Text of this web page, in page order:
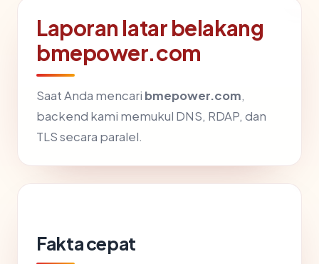
Laporan latar belakang
bmepower.com
Saat Anda mencari bmepower.com,
backend kami memukul DNS, RDAP, dan
TLS secara paralel.
Fakta cepat